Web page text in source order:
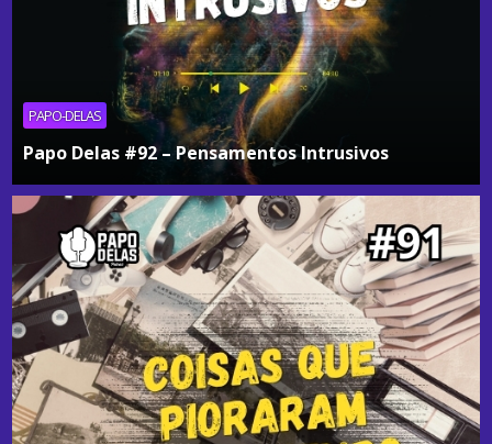
PAPO-DELAS
Papo Delas #92 – Pensamentos Intrusivos